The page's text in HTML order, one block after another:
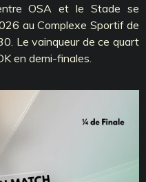
OSA et le Stade se
au Complexe Sportif de
Le vainqueur de ce quart
en demi-finales.